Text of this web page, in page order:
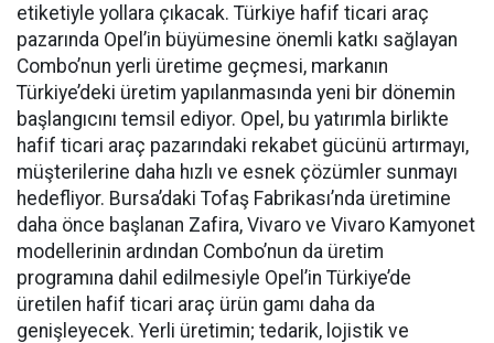
etiketiyle yollara çıkacak. Türkiye hafif ticari araç
pazarında Opel’in büyümesine önemli katkı sağlayan
Combo’nun yerli üretime geçmesi, markanın
Türkiye’deki üretim yapılanmasında yeni bir dönemin
başlangıcını temsil ediyor. Opel, bu yatırımla birlikte
hafif ticari araç pazarındaki rekabet gücünü artırmayı,
müşterilerine daha hızlı ve esnek çözümler sunmayı
hedefliyor. Bursa’daki Tofaş Fabrikası’nda üretimine
daha önce başlanan Zafira, Vivaro ve Vivaro Kamyonet
modellerinin ardından Combo’nun da üretim
programına dahil edilmesiyle Opel’in Türkiye’de
üretilen hafif ticari araç ürün gamı daha da
genişleyecek. Yerli üretimin; tedarik, lojistik ve